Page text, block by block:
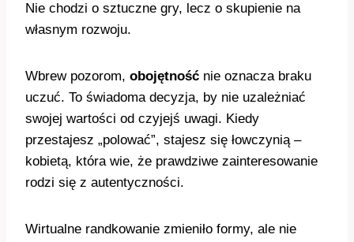
Nie chodzi o sztuczne gry, lecz o skupienie na
własnym rozwoju.
Wbrew pozorom, obojętność nie oznacza braku
uczuć. To świadoma decyzja, by nie uzależniać
swojej wartości od czyjejś uwagi. Kiedy
przestajesz „polować”, stajesz się łowczynią –
kobietą, która wie, że prawdziwe zainteresowanie
rodzi się z autentyczności.
Wirtualne randkowanie zmieniło formy, ale nie